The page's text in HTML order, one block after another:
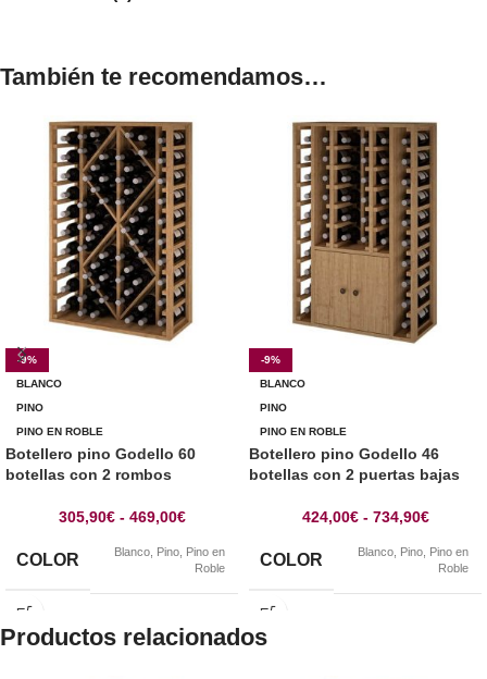
También te recomendamos…
-9%
BLANCO
PINO
PINO EN ROBLE
Botellero pino Godello 60
botellas con 2 rombos
305,90€ - 469,00€
COLOR Blanco Pino Pino en
Roble
-9%
BLANCO
PINO
PINO EN ROBLE
Botellero pino Godello 46
botellas con 2 puertas bajas
424,00€ - 734,90€
COLOR Blanco Pino Pino en
Roble
Productos relacionados